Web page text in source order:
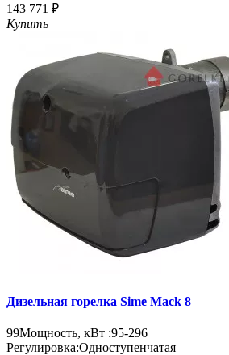
143 771 ₽
Купить
Дизельная горелка Sime Mack 8
99Мощность, кВт :95-296
Регулировка:Одноступенчатая